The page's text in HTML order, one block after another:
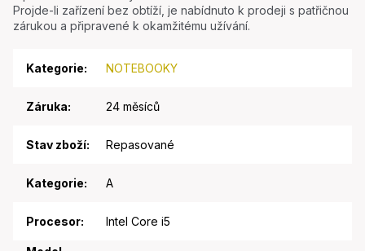
Projde-li zařízení bez obtíží, je nabídnuto k prodeji s patřičnou
zárukou a připravené k okamžitému užívání.
Kategorie: NOTEBOOKY
Záruka: 24 měsíců
Stav zboží: Repasované
Kategorie: A
Procesor: Intel Core i5